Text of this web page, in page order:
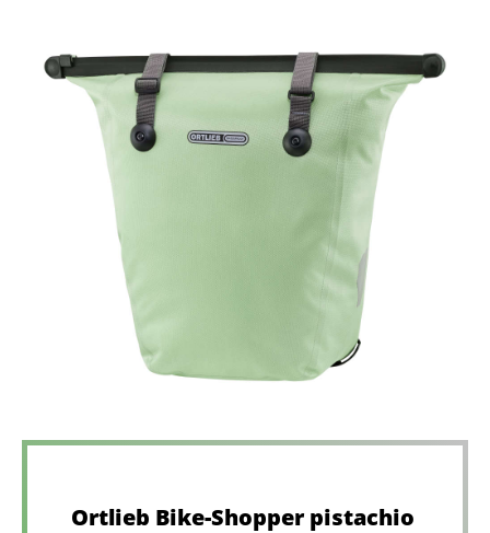
Ortlieb Bike-Shopper pistachio